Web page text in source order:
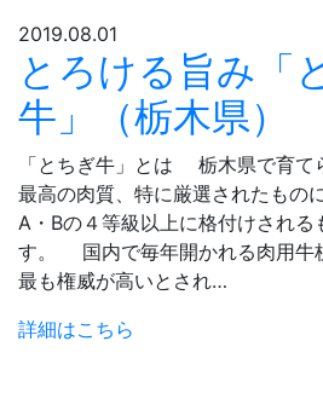
2019.08.01
とろける旨み「
牛」（栃木県）
「とちぎ牛」とは 栃木県で育て
最高の肉質、特に厳選されたもの
A・Bの４等級以上に格付けされ
す。 国内で毎年開かれる肉用牛
最も権威が高いとされ…
詳細はこちら